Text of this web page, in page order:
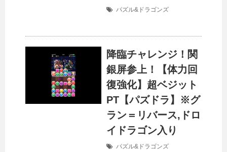
パズル&ドラゴンズ
降臨チャレンジ！関
銀屏参上！【体力回
復強化】超ベジット
PT【パズドラ】※グ
ラン＝リバース,ドロ
イドラゴン入り
パズル&ドラゴンズ